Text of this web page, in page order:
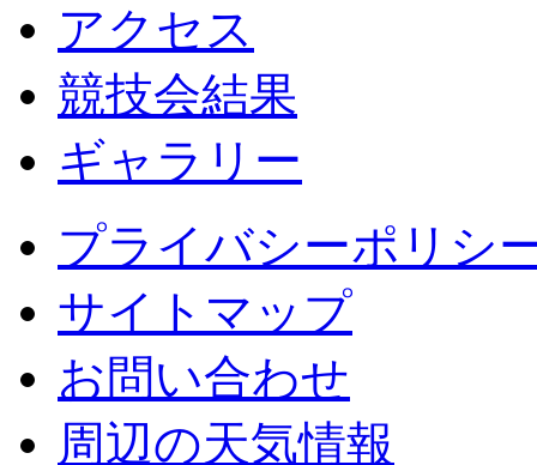
アクセス
競技会結果
ギャラリー
プライバシーポリシ
サイトマップ
お問い合わせ
周辺の天気情報